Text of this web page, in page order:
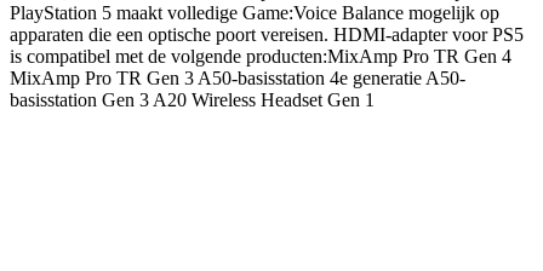
PlayStation 5 maakt volledige Game:Voice Balance mogelijk op
apparaten die een optische poort vereisen. HDMI-adapter voor PS5
is compatibel met de volgende producten:MixAmp Pro TR Gen 4
MixAmp Pro TR Gen 3 A50-basisstation 4e generatie A50-
basisstation Gen 3 A20 Wireless Headset Gen 1